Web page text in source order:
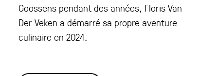
Goossens pendant des années, Floris Van
Der Veken a démarré sa propre aventure
culinaire en 2024.